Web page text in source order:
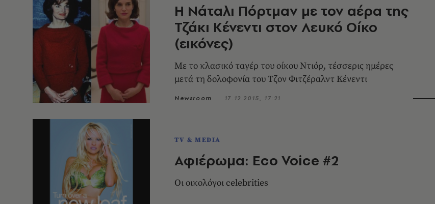
Η Νάταλι Πόρτμαν με τον αέρα της
Τζάκι Κένεντι στον Λευκό Οίκο
(εικόνες)
Με το κλασικό ταγέρ του οίκου Ντιόρ, τέσσερις ημέρες
μετά τη δολοφονία του Τζον Φιτζέραλντ Κένεντι
Newsroom 17.12.2015, 17:21
TV & MEDIA
Αφιέρωμα: Eco Voice #2
Οι οικολόγοι celebrities